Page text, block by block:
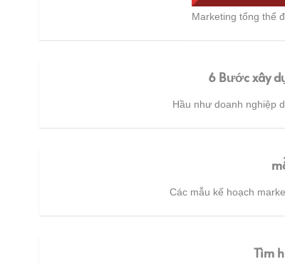
Marketing tổng thể
6 Bước xây
Hầu như doanh nghiệp
Các mẫu kế hoạch
Tìm